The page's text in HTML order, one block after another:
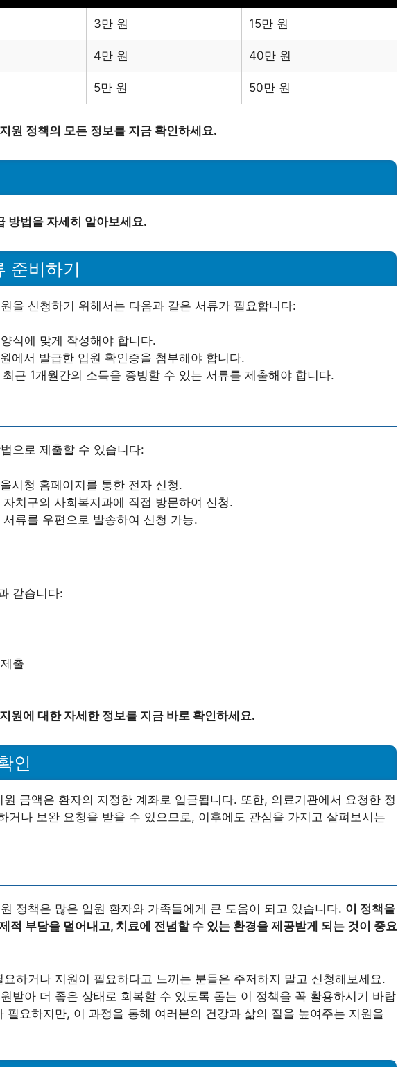
3만 원 15만 원
4만 원 40만 원
5만 원 50만 원
원 정책의 모든 정보를 지금 확인하세요.
방법을 자세히 알아보세요.
준비하기
을 신청하기 위해서는 다음과 같은 서류가 필요합니다:
식에 맞게 작성해야 합니다.
에서 발급한 입원 확인증을 첨부해야 합니다.
최근 1개월간의 소득을 증빙할 수 있는 서류를 제출해야 합니다.
으로 제출할 수 있습니다:
시청 홈페이지를 통한 전자 신청.
자치구의 사회복지과에 직접 방문하여 신청.
서류를 우편으로 발송하여 신청 가능.
같습니다:
출
원에 대한 자세한 정보를 지금 바로 확인하세요.
인
금액은 환자의 지정한 계좌로 입금됩니다. 또한, 의료기관에서 요청한 정
거나 보완 요청을 받을 수 있으므로, 이후에도 관심을 가지고 살펴보시는
정책은 많은 입원 환자와 가족들에게 큰 도움이 되고 있습니다. 이 정책을
적 부담을 덜어내고, 치료에 전념할 수 있는 환경을 제공받게 되는 것이 중요
하거나 지원이 필요하다고 느끼는 분들은 주저하지 말고 신청해보세요.
받아 더 좋은 상태로 회복할 수 있도록 돕는 이 정책을 꼭 활용하시기 바랍
필요하지만, 이 과정을 통해 여러분의 건강과 삶의 질을 높여주는 지원을